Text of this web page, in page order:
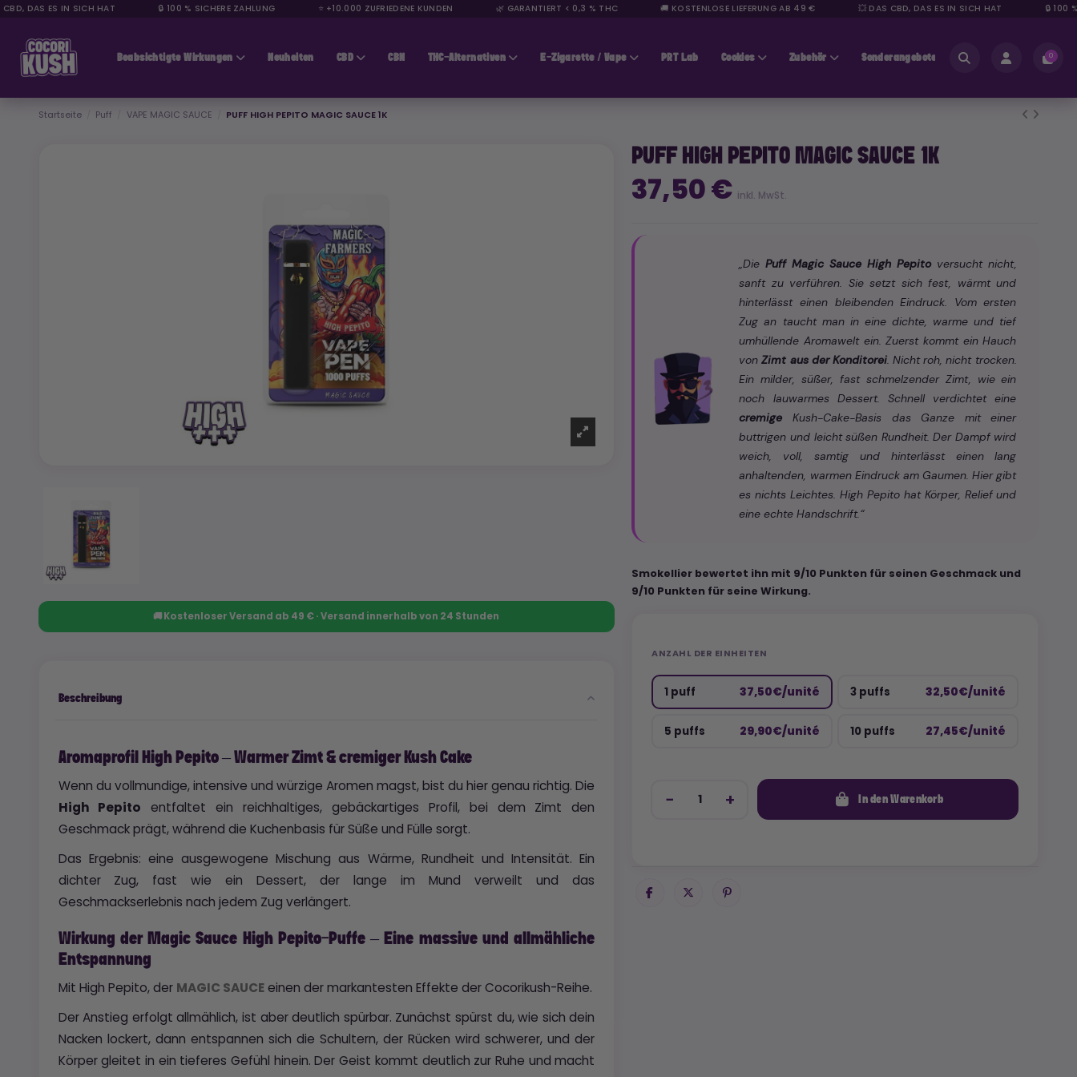
DAS ES IN SICH HAT 🔒 100 % SICHERE ZAHLUNG ⭐ +10.000 ZUFRIEDENE KUNDEN 🌿 GARANTIERT < 0,3 % THC 🚚 KOSTENLOSE LIEFERUNG AB 49 € 💥 DAS CBD, DAS ES IN SICH HAT 🔒 100 %
Beabsichtigte Wirkungen Neuheiten CBD CBN THC-Alternativen E-Zigarette / Vape PRT Lab Cookies Zubehör Sonderangebote Bereich für Fachleute
0
Startseite Puff VAPE MAGIC SAUCE PUFF HIGH PEPITO MAGIC SAUCE 1K
🚚 Kostenloser Versand ab 49 € · Versand innerhalb von 24 Stunden
Beschreibung
Aromaprofil High Pepito – Warmer Zimt & cremiger Kush Cake
Wenn du vollmundige, intensive und würzige Aromen magst, bist du hier genau richtig. Die
High Pepito entfaltet ein reichhaltiges, gebäckartiges Profil, bei dem Zimt den
Geschmack prägt, während die Kuchenbasis für Süße und Fülle sorgt.
Das Ergebnis: eine ausgewogene Mischung aus Wärme, Rundheit und Intensität. Ein
dichter Zug, fast wie ein Dessert, der lange im Mund verweilt und das
Geschmackserlebnis nach jedem Zug verlängert.
Wirkung der Magic Sauce High Pepito-Puffe – Eine massive und allmähliche
Entspannung
Mit High Pepito, der MAGIC SAUCEeinen der markantesten Effekte der Cocorikush-Reihe.
Der Anstieg erfolgt allmählich, ist aber deutlich spürbar. Zunächst spürst du, wie sich dein
Nacken lockert, dann entspannen sich die Schultern, der Rücken wird schwerer, und der
Körper gleitet in ein tieferes Gefühl hinein. Der Geist kommt deutlich zur Ruhe und macht
PUFF HIGH PEPITO MAGIC SAUCE 1K
37,50 € inkl. MwSt.
„DiePuff Magic Sauce High Pepitoversucht nicht,
sanft zu verführen. Sie setzt sich fest, wärmt und
hinterlässt einen bleibenden Eindruck. Vom ersten
Zug an taucht man in eine dichte, warme und tief
umhüllende Aromawelt ein. Zuerst kommt ein Hauch
vonZimt aus der Konditorei. Nicht roh, nicht trocken.
Ein milder, süßer, fast schmelzender Zimt, wie ein
noch lauwarmes Dessert. Schnell verdichtet eine
cremige Kush-Cake-Basis das Ganze mit einer
buttrigen und leicht süßen Rundheit. Der Dampf wird
weich, voll, samtig und hinterlässt einen lang
anhaltenden, warmen Eindruck am Gaumen. Hier gibt
es nichts Leichtes. High Pepito hat Körper, Relief und
eine echte Handschrift.“
Smokellier bewertet ihn mit 9/10 Punkten für seinen Geschmack und
9/10 Punkten für seine Wirkung.
ANZAHL DER EINHEITEN
1 puff 37,50€/unité 3 puffs 32,50€/unité
5 puffs 29,90€/unité 10 puffs 27,45€/unité
In den Warenkorb